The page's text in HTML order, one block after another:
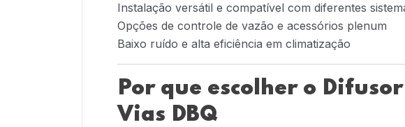
Instalação versátil e compatível com diferentes
Opções de controle de vazão e acessórios plenum
Baixo ruído e alta eficiência em climatização
Por que escolher o
Vias DBQ